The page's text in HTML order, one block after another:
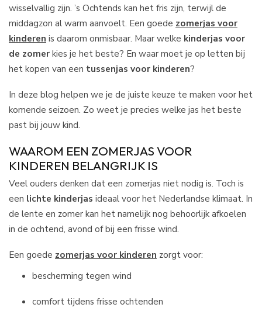
wisselvallig zijn. ’s Ochtends kan het fris zijn, terwijl de
middagzon al warm aanvoelt. Een goede zomerjas voor
kinderen is daarom onmisbaar. Maar welke kinderjas voor
de zomerkies je het beste? En waar moet je op letten bij
het kopen van een tussenjas voor kinderen?
In deze blog helpen we je de juiste keuze te maken voor het
komende seizoen. Zo weet je precies welke jas het beste
past bij jouw kind.
WAAROM EEN ZOMERJAS VOOR
KINDEREN BELANGRIJK IS
Veel ouders denken dat een zomerjas niet nodig is. Toch is
een lichte kinderjas ideaal voor het Nederlandse klimaat. In
de lente en zomer kan het namelijk nog behoorlijk afkoelen
in de ochtend, avond of bij een frisse wind.
Een goede zomerjas voor kinderen zorgt voor:
bescherming tegen wind
comfort tijdens frisse ochtenden